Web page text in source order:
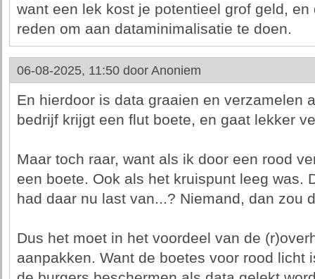
want een lek kost je potentieel grof geld,
reden om aan dataminimalisatie te doen.
06-08-2025, 11:50 door Anoniem
En hierdoor is data graaien en verzamelen
bedrijf krijgt een flut boete, en gaat lekker
Maar toch raar, want als ik door een rood
een boete. Ook als het kruispunt leeg was.
had daar nu last van...? Niemand, dan zou
Dus het moet in het voordeel van de
aanpakken. Want de boetes voor rood licht